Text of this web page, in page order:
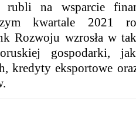
rubli na wsparcie
kwartale 2021
Rozwoju wzrosła w
gospodarki,
kredyty eksportowe